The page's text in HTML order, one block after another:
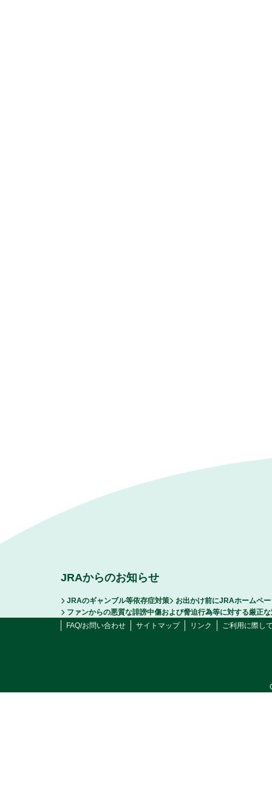
JRAからのお知らせ
JRAのギャンブル等依存症対策
お出かけ前にJRAホームペ
ファンからの悪質な誹謗中傷および脅迫行為等に対する厳正
FAQ/お問い合わせ
サイトマップ リンク ご利用に際し